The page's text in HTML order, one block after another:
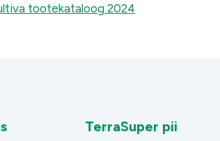
tootekataloog 2024
TerraSuper pii